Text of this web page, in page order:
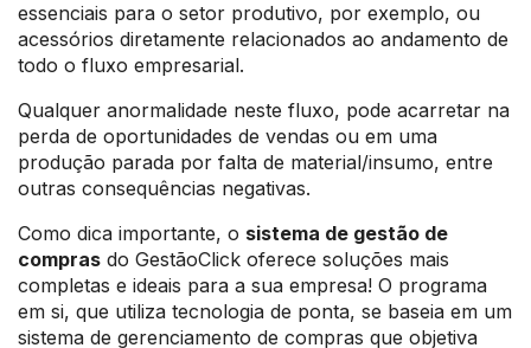
essenciais para o setor produtivo, por exemplo, ou
acessórios diretamente relacionados ao andamento de
todo o fluxo empresarial.
Qualquer anormalidade neste fluxo, pode acarretar na
perda de oportunidades de vendas ou em uma
produção parada por falta de material/insumo, entre
outras consequências negativas.
Como dica importante, o sistema de gestão de
compras do GestãoClick oferece soluções mais
completas e ideais para a sua empresa! O programa
em si, que utiliza tecnologia de ponta, se baseia em um
sistema de gerenciamento de compras que objetiva